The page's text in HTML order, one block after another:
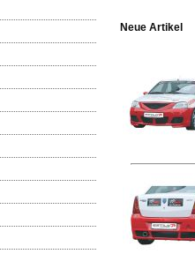
Neue Artikel